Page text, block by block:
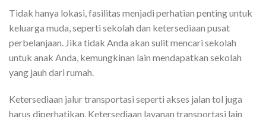
Tidak hanya lokasi, fasilitas menjadi perhatian penting untuk
keluarga muda, seperti sekolah dan ketersediaan pusat
perbelanjaan. Jika tidak Anda akan sulit mencari sekolah
untuk anak Anda, kemungkinan lain mendapatkan sekolah
yang jauh dari rumah.
Ketersediaan jalur transportasi seperti akses jalan tol juga
harus diperhatikan. Ketersediaan layanan transportasi lain